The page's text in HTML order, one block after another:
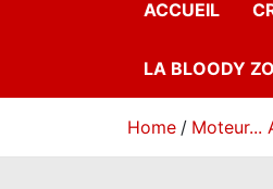
ACCUEIL
LA BLOODY
Home Moteur...